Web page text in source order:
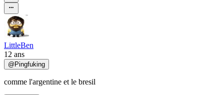
LittleBen
12 ans
@Pingfuking
comme l'argentine et le bresil